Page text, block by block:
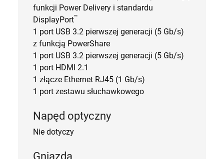
funkcji Power Delivery i standardu
DisplayPort™
1 port USB 3.2 pierwszej generacji (5 Gb/s)
z funkcją PowerShare
1 port USB 3.2 pierwszej generacji (5 Gb/s)
1 port HDMI 2.1
1 złącze Ethernet RJ45 (1 Gb/s)
1 port zestawu słuchawkowego
Napęd optyczny
Nie dotyczy
Gniazda